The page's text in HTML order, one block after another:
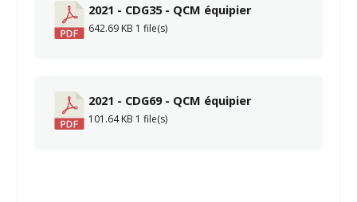
2021 - CDG35 - QCM équipier
642.69 KB 1 file(s)
2021 - CDG69 - QCM équipier
101.64 KB 1 file(s)